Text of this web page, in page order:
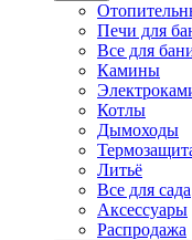
Печи для
Все для
Камины
Котлы
Дымоходы
Литьё
Все для сада
Аксессуары
Распродажа